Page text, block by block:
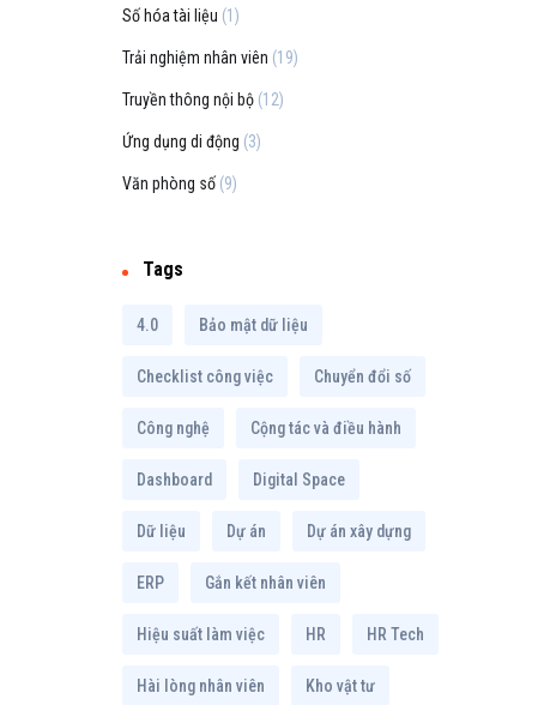
Số hóa tài liệu (1)
Trải nghiệm nhân viên (19)
Truyền thông nội bộ (12)
Ứng dụng di động (3)
Văn phòng số (9)
Tags
4.0 Bảo mật dữ liệu
Checklist công việc Chuyển đổi số
Công nghệ Cộng tác và điều hành
Dashboard Digital Space
Dữ liệu Dự án Dự án xây dựng
ERP Gắn kết nhân viên
Hiệu suất làm việc HR HR Tech
Hài lòng nhân viên Kho vật tư